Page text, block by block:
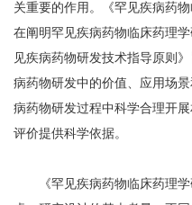
关重要的作用。《罕见疾病药
在阐明罕见疾病药物临床药理
见疾病药物研发技术指导原则
病药物研发中的价值、应用场
病药物研发过程中科学合理开
评价提供科学依据。
《罕见疾病药物临床药理学